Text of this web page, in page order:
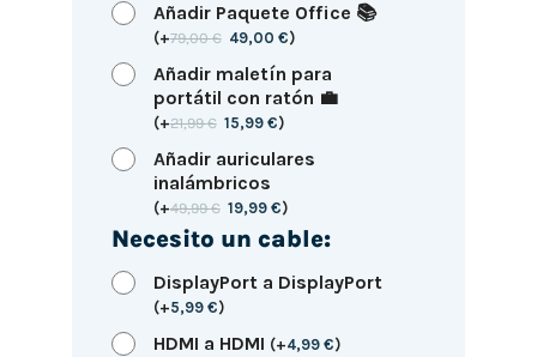
Añadir Paquete Office 📚
(+79,00€ 49,00€)
Añadir maletín para
portátil con ratón 💼
(+21,99€ 15,99€)
Añadir auriculares
inalámbricos
(+49,99€ 19,99€)
Necesito un cable:
DisplayPort a DisplayPort
(+5,99 €)
HDMI a HDMI (+4,99 €)